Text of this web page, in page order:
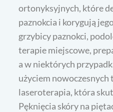
ortonyksyjnych, które
paznokcia i korygują
grzybicy paznokci,
terapie miejscowe,
a w niektórych
użyciem
laseroterapia, która
Pęknięcia skóry na